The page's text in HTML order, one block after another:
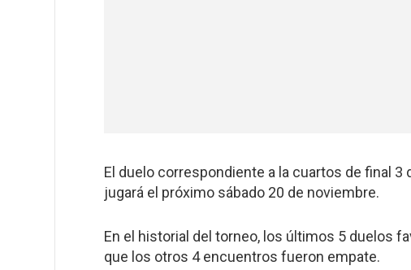
El duelo correspondiente a la cuartos de final
jugará el próximo sábado 20 de noviembre.
En el historial del torneo, los últimos 5 duelos
que los otros 4 encuentros fueron empate.